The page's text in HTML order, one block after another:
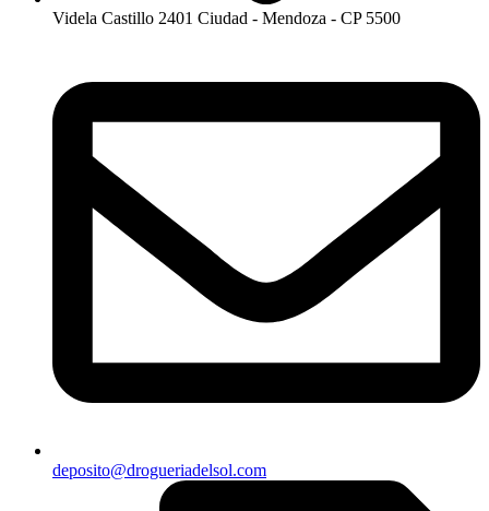
Videla Castillo 2401 Ciudad - Mendoza - CP 5500
deposito@drogueriadelsol.com